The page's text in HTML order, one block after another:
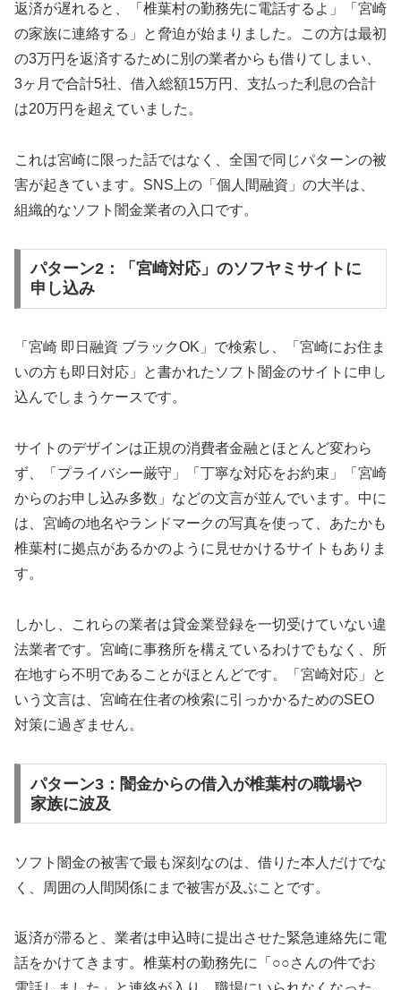
返済が遅れると、「椎葉村の勤務先に電話するよ」「宮崎
の家族に連絡する」と脅迫が始まりました。この方は最初
の3万円を返済するために別の業者からも借りてしまい、
3ヶ月で合計5社、借入総額15万円、支払った利息の合計
は20万円を超えていました。
これは宮崎に限った話ではなく、全国で同じパターンの被
害が起きています。SNS上の「個人間融資」の大半は、
組織的なソフト闇金業者の入口です。
パターン2：「宮崎対応」のソフヤミサイトに
申し込み
「宮崎 即日融資 ブラックOK」で検索し、「宮崎にお住ま
いの方も即日対応」と書かれたソフト闇金のサイトに申し
込んでしまうケースです。
サイトのデザインは正規の消費者金融とほとんど変わら
ず、「プライバシー厳守」「丁寧な対応をお約束」「宮崎
からのお申し込み多数」などの文言が並んでいます。中に
は、宮崎の地名やランドマークの写真を使って、あたかも
椎葉村に拠点があるかのように見せかけるサイトもありま
す。
しかし、これらの業者は貸金業登録を一切受けていない違
法業者です。宮崎に事務所を構えているわけでもなく、所
在地すら不明であることがほとんどです。「宮崎対応」と
いう文言は、宮崎在住者の検索に引っかかるためのSEO
対策に過ぎません。
パターン3：闇金からの借入が椎葉村の職場や
家族に波及
ソフト闇金の被害で最も深刻なのは、借りた本人だけでな
く、周囲の人間関係にまで被害が及ぶことです。
返済が滞ると、業者は申込時に提出させた緊急連絡先に電
話をかけてきます。椎葉村の勤務先に「○○さんの件でお